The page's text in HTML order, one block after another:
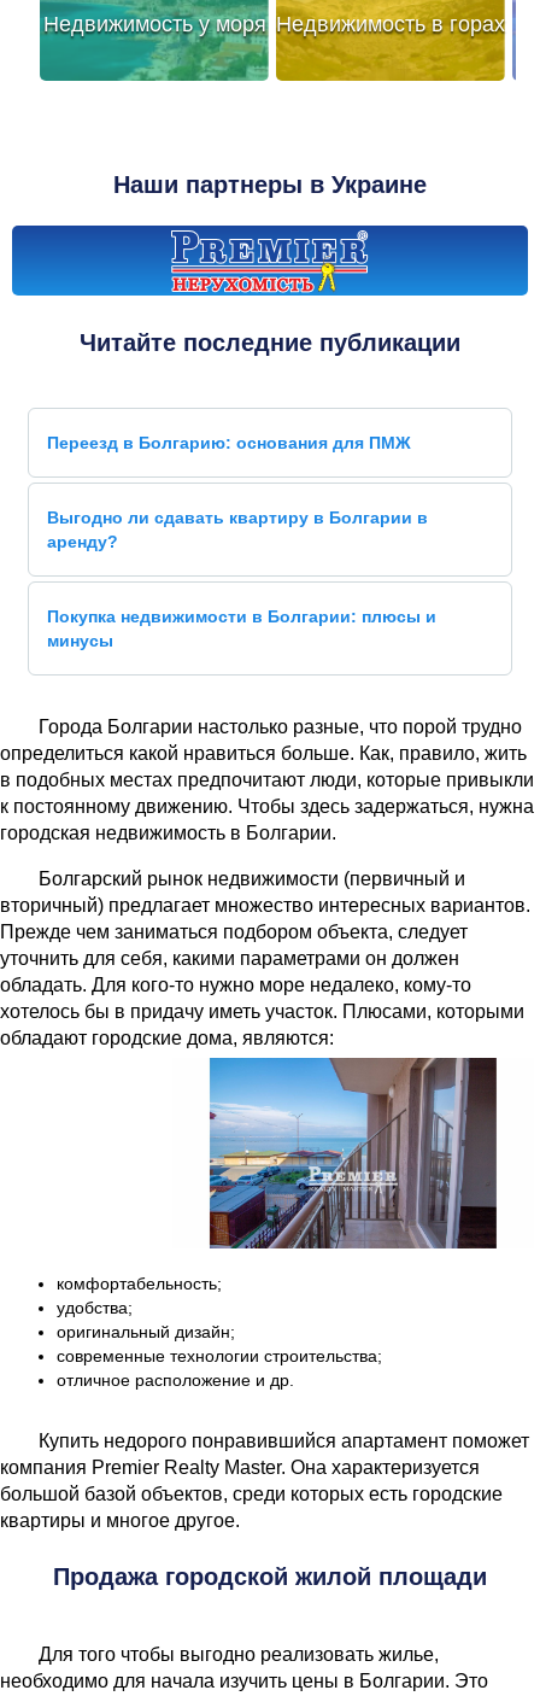
Недвижимость у моря Недвижимость в горах
Наши партнеры в Украине
Читайте последние публикации
Переезд в Болгарию: основания для ПМЖ
Выгодно ли сдавать квартиру в Болгарии в
аренду?
Покупка недвижимости в Болгарии: плюсы и
минусы
Города Болгарии настолько разные, что порой трудно
определиться какой нравиться больше. Как, правило, жить
в подобных местах предпочитают люди, которые привыкли
к постоянному движению. Чтобы здесь задержаться, нужна
городская недвижимость в Болгарии.
Болгарский рынок недвижимости (первичный и
вторичный) предлагает множество интересных вариантов.
Прежде чем заниматься подбором объекта, следует
уточнить для себя, какими параметрами он должен
обладать. Для кого-то нужно море недалеко, кому-то
хотелось бы в придачу иметь участок. Плюсами, которыми
обладают городские дома, являются:
комфортабельность;
удобства;
оригинальный дизайн;
современные технологии строительства;
отличное расположение и др.
Купить недорого понравившийся апартамент поможет
компания Premier Realty Master. Она характеризуется
большой базой объектов, среди которых есть городские
квартиры и многое другое.
Продажа городской жилой площади
Для того чтобы выгодно реализовать жилье,
необходимо для начала изучить цены в Болгарии. Это